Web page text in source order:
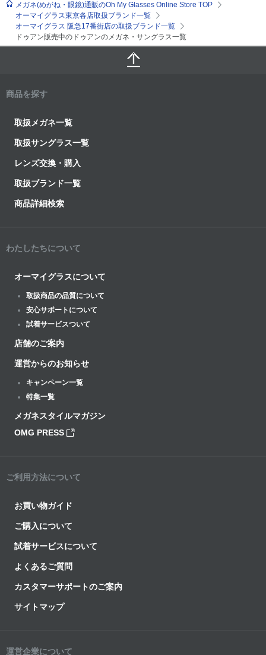
メガネ(めがね・眼鏡)通販のOh My Glasses Online Store TOP
オーマイグラス東京各店取扱ブランド一覧
オーマイグラス 阪急17番街店の取扱ブランド一覧
ドゥアン販売中のドゥアンのメガネ・サングラス一覧
商品を探す
取扱メガネ一覧
取扱サングラス一覧
レンズ交換・購入
取扱ブランド一覧
商品詳細検索
わたしたちについて
オーマイグラスについて
取扱商品の品質について
安心サポートについて
試着サービスついて
店舗のご案内
運営からのお知らせ
キャンペーン一覧
特集一覧
メガネスタイルマガジン
OMG PRESS
ご利用方法について
お買い物ガイド
ご購入について
試着サービスについて
よくあるご質問
カスタマーサポートのご案内
サイトマップ
運営企業について